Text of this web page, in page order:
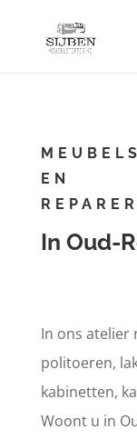
EN
In Oud-
In ons atelier
politoeren,
kabinetten,
Woont u in